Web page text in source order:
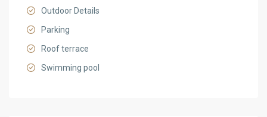
Outdoor Details
Parking
Roof terrace
Swimming pool